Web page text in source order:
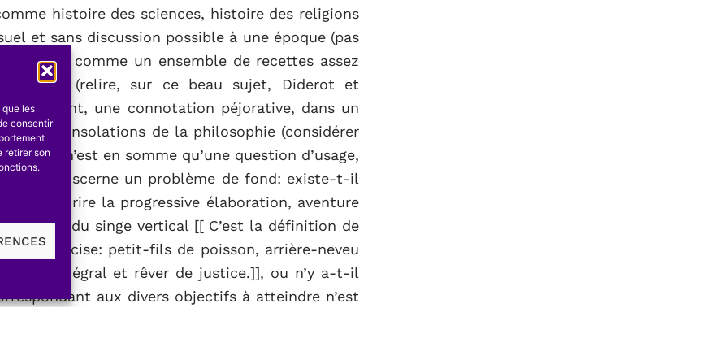
les
consentir
retirer son
histoire des sciences, histoire des religions
et sans discussion possible à une époque (pas
comme un ensemble de recettes assez
pensée (relire, sur ce beau sujet, Diderot et
une connotation péjorative, dans un
des consolations de la philosophie (considérer
ce n’est en somme qu’une question d’usage,
discerne un problème de fond: existe-t-il
de décrire la progressive élaboration, aventure
l’esprit du singe vertical [[ C’est la définition de
qui précise: petit-fils de poisson, arrière-neveu
intégral et rêver de justice.]], ou n’y a-t-il
aux divers objectifs à atteindre n’est